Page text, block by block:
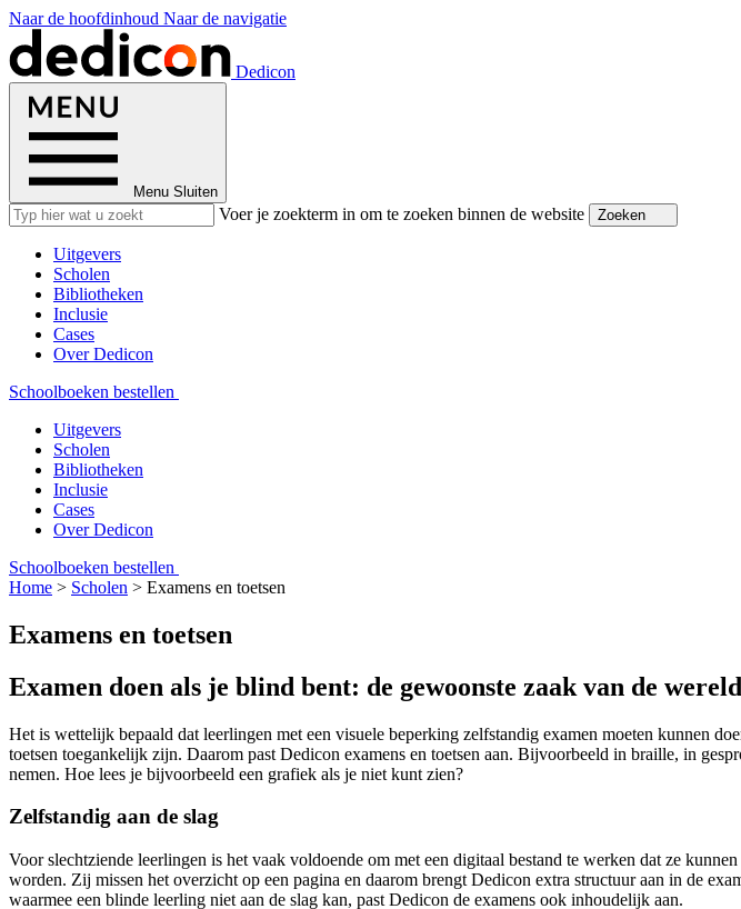
Naar de hoofdinhoud Naar de navigatie
Dedicon
Menu Sluiten
Voer je zoekterm in om te zoeken binnen de website Zoeken
Uitgevers
Scholen
Bibliotheken
Inclusie
Cases
Over Dedicon
Schoolboeken bestellen
Uitgevers
Scholen
Bibliotheken
Inclusie
Cases
Over Dedicon
Schoolboeken bestellen
Home > Scholen > Examens en toetsen
Examens en toetsen
Examen doen als je blind bent: de gewoonste zaak van de
Het is wettelijk bepaald dat leerlingen met een visuele beperking zelfstandig examen moeten kunnen
toetsen toegankelijk zijn. Daarom past Dedicon examens en toetsen aan. Bijvoorbeeld in braille, in
nemen. Hoe lees je bijvoorbeeld een grafiek als je niet kunt zien?
Zelfstandig aan de slag
Voor slechtziende leerlingen is het vaak voldoende om met een digitaal bestand te werken dat ze kunnen
worden. Zij missen het overzicht op een pagina en daarom brengt Dedicon extra structuur aan in de
waarmee een blinde leerling niet aan de slag kan, past Dedicon de examens ook inhoudelijk aan.